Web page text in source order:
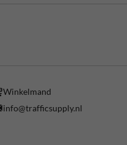
Winkelmand
info@trafficsupply.nl